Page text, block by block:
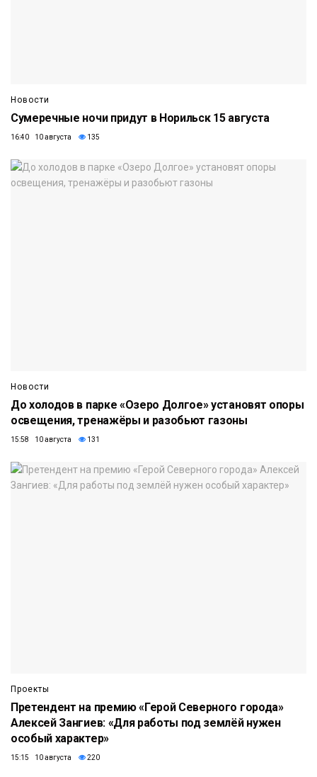
Новости
Сумеречные ночи придут в Норильск 15 августа
16:40 10 августа 135
Новости
До холодов в парке «Озеро Долгое» установят опоры
освещения, тренажёры и разобьют газоны
15:58 10 августа 131
Проекты
Претендент на премию «Герой Северного города»
Алексей Зангиев: «Для работы под землёй нужен
особый характер»
15:15 10 августа 220